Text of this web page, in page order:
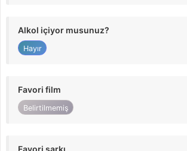
Alkol içiyor musunuz?
Hayır
Favori film
Belirtilmemiş